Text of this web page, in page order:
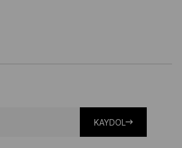
KAYDOL